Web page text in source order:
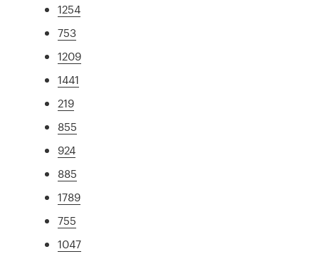
1254
753
1209
1441
219
855
924
885
1789
755
1047